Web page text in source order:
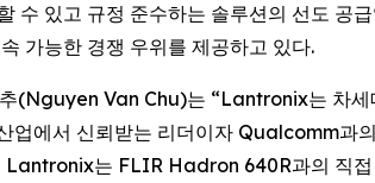
수 있고 규정 준수하는 솔루션의 선도 공
가능한 경쟁 우위를 제공하고 있다.
(Nguyen Van Chu)는 “Lantronix는 차
업에서 신뢰받는 리더이자 Qualcomm
는 FLIR Hadron 640R과의 직접